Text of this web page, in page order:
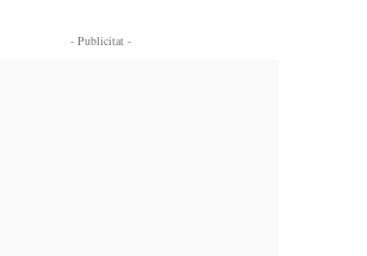
- Publicitat -